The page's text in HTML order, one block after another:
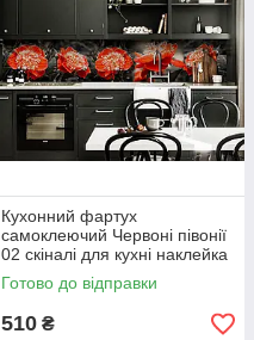
Кухонний фартух
самоклеючий Червоні півонії
02 скіналі для кухні наклейка
ПВХ квіти чорний 600х2000
мм
Готово до відправки
510 ₴